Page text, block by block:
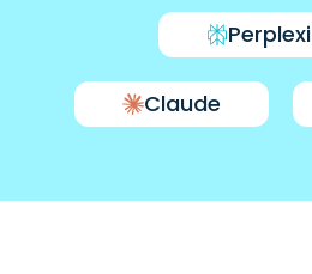
Claude